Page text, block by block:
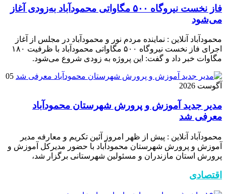
فاز نخست نیروگاه ۵۰۰ مگاواتی محمودآباد به‌زودی آغاز
می‌شود
محمودآباد آنلاین : نماینده مردم نور و محمودآباد در مجلس از آغاز
اجرای فاز نخست نیروگاه ۵۰۰ مگاواتی محمودآباد با ظرفیت ۱۸۰
مگاوات خبر داد و گفت: این پروژه به زودی شروع می‌شود.
05
آگوست 2026
مدیر جدید آموزش و پرورش شهرستان محمودآباد
معرفی شد
محمودآباد آنلاین : پیش از ظهر امروز آئین تکریم و معارفه مدیر
آموزش و پرورش شهرستان محمودآباد با حضور مدیرکل آموزش و
پرورش استان مازندران و مسئولین شهرستانی برگزار شد،
اقتصادی